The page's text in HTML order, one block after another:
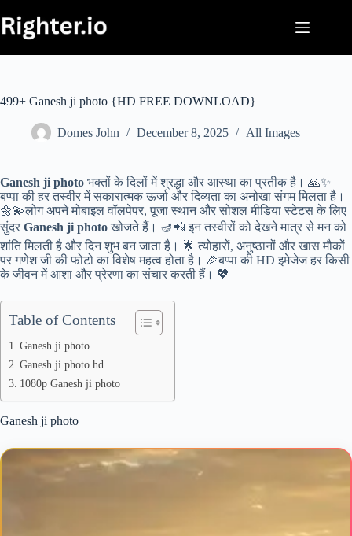
to
content
499+ Ganesh ji photo {HD FREE DOWNLOAD}
Domes John December 8, 2025 All Images
Ganesh ji photo भक्तों के दिलों में श्रद्धा और आस्था का प्रतीक है। 🙏✨
बप्पा की हर तस्वीर में सकारात्मक ऊर्जा और दिव्यता का अनोखा संगम मिलता है।
🌼💫लोग अपने मोबाइल वॉलपेपर, पूजा स्थान और सोशल मीडिया स्टेटस के लिए
सुंदर Ganesh ji photoखोजते हैं। 🪔📲 इन तस्वीरों को देखने मात्र से मन को
शांति मिलती है और दिन शुभ बन जाता है। 🌟 त्योहारों, अनुष्ठानों और खास मौकों
पर गणेश जी की फोटो का विशेष महत्व होता है। 🎉बप्पा की HD इमेजेज हर किसी
के जीवन में आशा और प्रेरणा का संचार करती हैं। 💖
Table of Contents
Ganesh ji photo
Ganesh ji photo hd
1080p Ganesh ji photo
Ganesh ji photo